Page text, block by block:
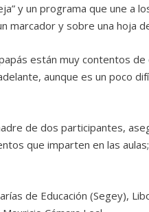
y un programa que une a
marcador y sobre una hoja
están muy contentos
aunque es un poco
de dos participantes,
que imparten en las
de Educación (Segey),